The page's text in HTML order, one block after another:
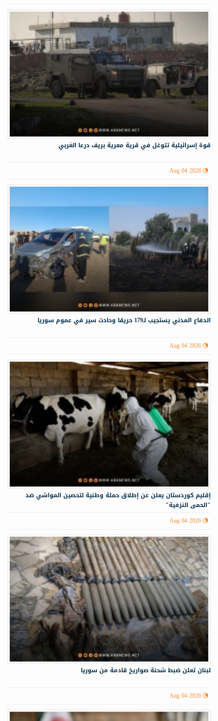
قوة إسرائيلية تتوغل في قرية معرية بريف درعا الغربي
Aug 04 2026
الدفاع المدني يستجيب لـ179 حريقا وحادث سير في عموم سوريا
Aug 04 2026
إقليم كوردستان يعلن عن إطلاق حملة وطنية لتحصين المواشي ضد
"الحمى النزفية"
Aug 04 2026
لبنان تعلن ضبط شحنة صواريخ قادمة من سوريا
Aug 04 2026